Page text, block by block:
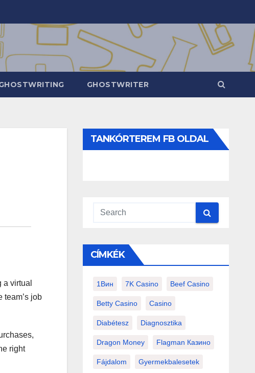
GHOSTWRITER
virtual
team’s job
right
TANKÓRTEREM FB OLDAL
CÍMKÉK
1Вин 7K Casino Beef Casino
Betty Casino Casino
Diabétesz Diagnosztika
Dragon Money Flagman Казино
Fájdalom Gyermekbalesetek